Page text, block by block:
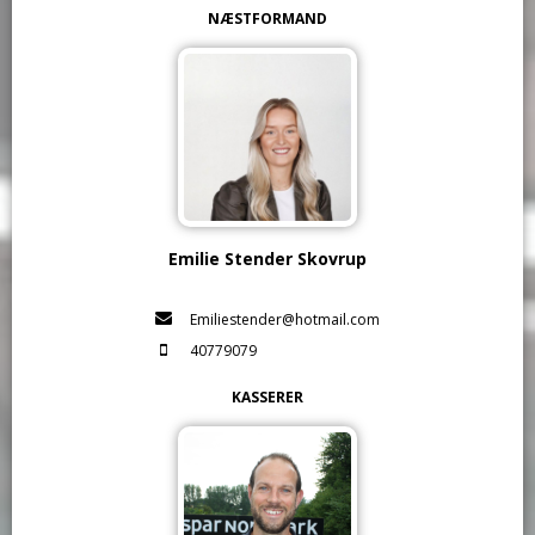
NÆSTFORMAND
Emilie Stender Skovrup
Emiliestender@hotmail.com
40779079
KASSERER